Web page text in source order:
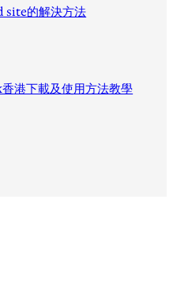
site的解決方法
港下載及使用方法教學